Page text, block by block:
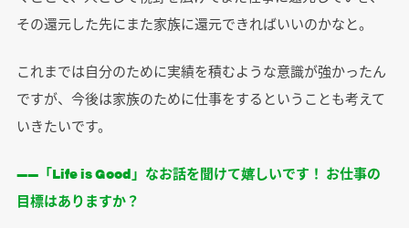
その還元した先にまた家族に還元できればいいのかなと。
これまでは自分のために実績を積むような意識が強かったん
ですが、今後は家族のために仕事をするということも考えて
いきたいです。
――「Life is Good」なお話を聞けて嬉しいです！ お仕事の
目標はありますか？